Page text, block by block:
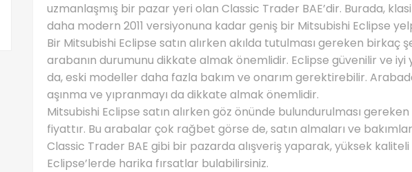
uzmanlaşmış bir pazar yeri olan Classic Trader BAE’dir. Burada,
daha modern 2011 versiyonuna kadar geniş bir Mitsubishi Eclipse
Bir Mitsubishi Eclipse satın alırken akılda tutulması gereken birkaç
arabanın durumunu dikkate almak önemlidir. Eclipse güvenilir ve iyi
da, eski modeller daha fazla bakım ve onarım gerektirebilir.
aşınma ve yıpranmayı da dikkate almak önemlidir.
Mitsubishi Eclipse satın alırken göz önünde bulundurulması
fiyattır. Bu arabalar çok rağbet görse de, satın almaları ve
Classic Trader BAE gibi bir pazarda alışveriş yaparak, yüksek kaliteli
Eclipse’lerde harika fırsatlar bulabilirsiniz.